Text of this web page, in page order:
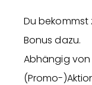
Du bekommst
Bonus dazu.
Abhängig
(Promo-